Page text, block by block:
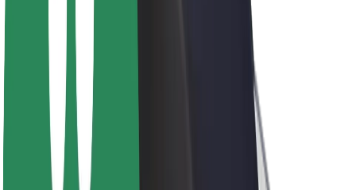
Στόλοι
Franchises
Εταιρεία
Θέσεις εργασίας
Σχετικά με τη Bolt